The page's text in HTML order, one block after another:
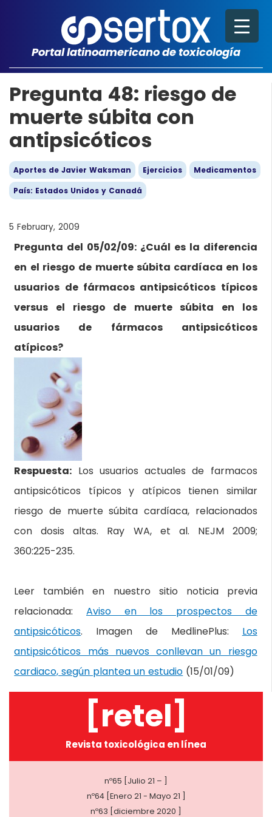
Portal latinoamericano de toxicología
Pregunta 48: riesgo de
muerte súbita con
antipsicóticos
Aportes de Javier Waksman Ejercicios
Medicamentos
País: Estados Unidos y Canadá
5 February, 2009
Pregunta del 05/02/09: ¿Cuál es la diferencia
en el riesgo de muerte súbita cardíaca en los
usuarios de fármacos antipsicóticos típicos
versus el riesgo de muerte súbita en los
usuarios de fármacos antipsicóticos
atípicos?
Respuesta: Los usuarios actuales de farmacos
antipsicóticos típicos y atípicos tienen similar
riesgo de muerte súbita cardíaca, relacionados
con dosis altas. Ray WA, et al. NEJM 2009;
360:225-235.
Leer también en nuestro sitio noticia previa
relacionada: Aviso en los prospectos de
antipsicóticos. Imagen de MedlinePlus: Los
antipsicóticos más nuevos conllevan un riesgo
cardiaco, según plantea un estudio (15/01/09)
[retel]
Revista toxicológica en línea
nº65 [Julio 21 – ]
nº64 [Enero 21 - Mayo 21 ]
nº63 [diciembre 2020 ]